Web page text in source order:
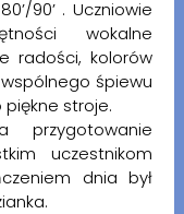
90’ . Uczniowie
wokalne
radości, kolorów
śpiewu
stroje.
przygotowanie
uczestnikom
dnia był